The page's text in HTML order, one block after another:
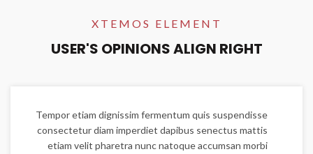
XTEMOS ELEMENT
USER'S OPINIONS ALIGN RIGHT
Tempor etiam dignissim fermentum quis suspendisse
consectetur diam imperdiet dapibus senectus mattis
etiam velit pharetra nunc natoque accumsan morbi